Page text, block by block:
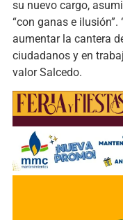
su nuevo cargo,
“con ganas e
aumentar la cantera
ciudadanos y en
valor Salcedo.